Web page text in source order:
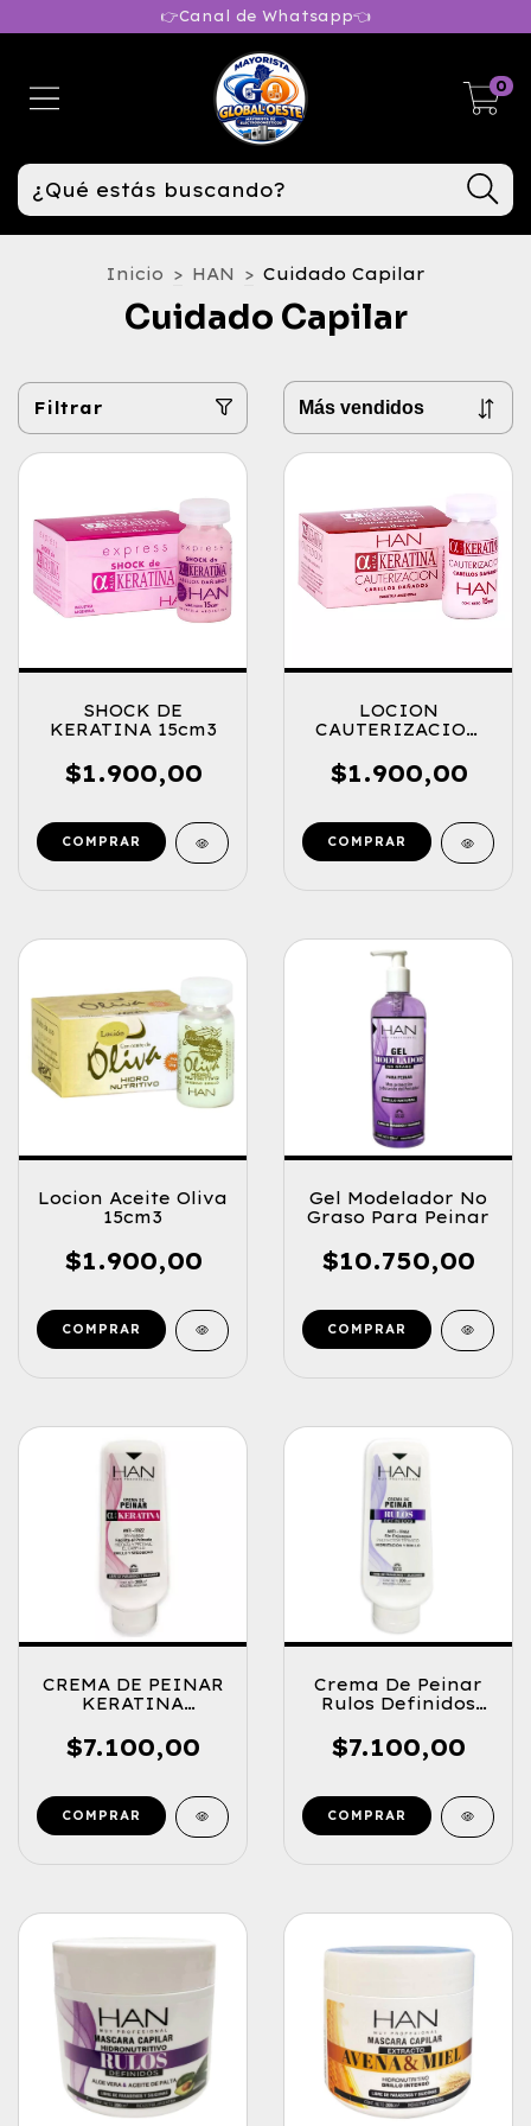
👉Canal de Whatsapp👈
0
Inicio > HAN > Cuidado Capilar
Cuidado Capilar
Filtrar
SHOCK DE
KERATINA 15cm3
$1.900,00
LOCION
CAUTERIZACION
DAÑADOS
KERATINA 15cm3
$1.900,00
Locion Aceite Oliva
15cm3
$1.900,00
Gel Modelador No
Graso Para Peinar
$10.750,00
CREMA DE PEINAR
KERATINA
BRILLO Y
SEDOSIDAD)
$7.100,00
Crema De Peinar
Rulos Definidos
hidratación Y
Brillo) 200cm3
$7.100,00